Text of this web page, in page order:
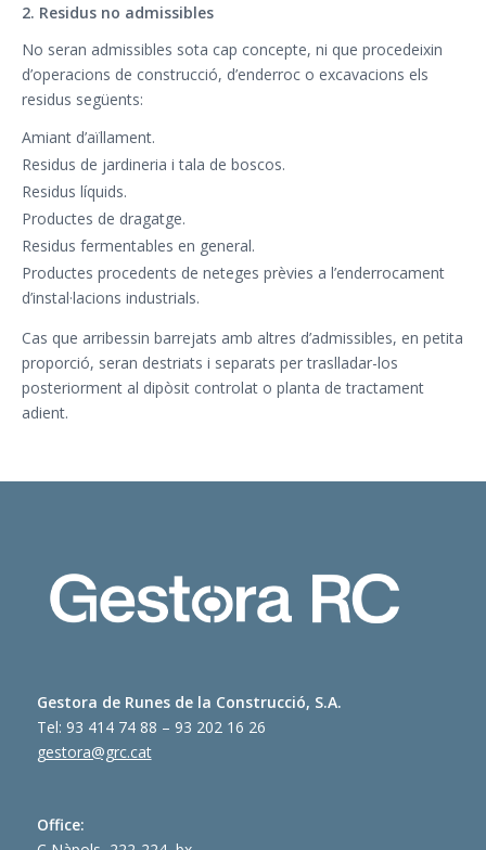
2. Residus no admissibles
No seran admissibles sota cap concepte, ni que procedeixin
d’operacions de construcció, d’enderroc o excavacions els
residus següents:
Amiant d’aïllament.
Residus de jardineria i tala de boscos.
Residus líquids.
Productes de dragatge.
Residus fermentables en general.
Productes procedents de neteges prèvies a l’enderrocament
d’instal·lacions industrials.
Cas que arribessin barrejats amb altres d’admissibles, en petita
proporció, seran destriats i separats per traslladar-los
posteriorment al dipòsit controlat o planta de tractament
adient.
Gestora de Runes de la Construcció, S.A.
Tel: 93 414 74 88 – 93 202 16 26
gestora@grc.cat
Office: